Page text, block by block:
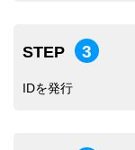
STEP 3
IDを発行